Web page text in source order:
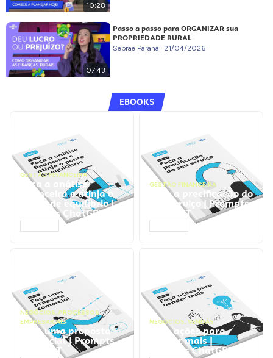
10:28
07:43
Passo a passo para ORGANIZAR sua
PROPRIEDADE RURAL
Sebrae Paraná 21/04/2026
EBOOKS
GESTÃO FINANCEIRA
Faça a análise
financeira e atinja o
ponto de equilíbrio |
Prompts ChatGPT
GESTÃO FINANCEIRA
Faça a precificação do
seu serviço | Prompts
ChatGPT
NEGÓCIOS, PROCESSOS
EMPRESARIAIS
Faça uma proposta
comercial | Prompts
ChatGPT
NEGÓCIOS, VENDAS
Faça ações para
vender mais |
Prompts ChatGPT